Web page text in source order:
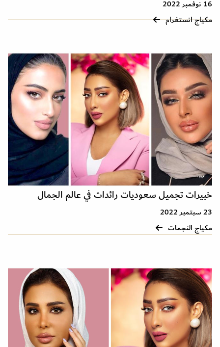
16 نوفمبر 2022
مكياج انستغرام
خبيرات تجميل سعوديات رائدات في عالم الجمال
23 سبتمبر 2022
مكياج النجمات